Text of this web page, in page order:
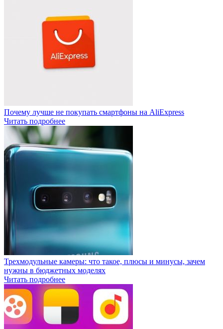
Почему лучше не покупать смартфоны на AliExpress
Читать подробнее
Трехмодульные камеры: что такое, плюсы и минусы, зачем
нужны в бюджетных моделях
Читать подробнее